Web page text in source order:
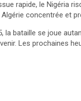
rapide, le Nigéria
concentrée et
la bataille se joue
Les prochaines